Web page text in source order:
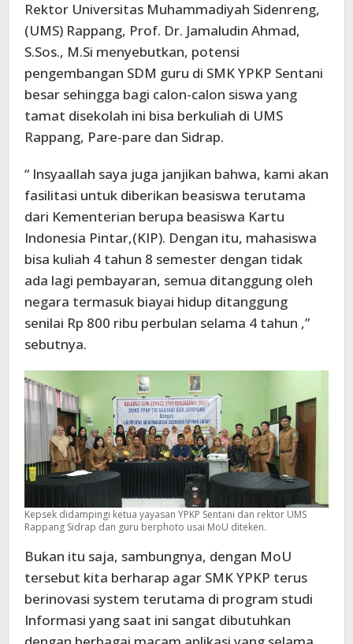
Rektor Universitas Muhammadiyah Sidenreng,
(UMS) Rappang, Prof. Dr. Jamaludin Ahmad,
S.Sos., M.Si menyebutkan, potensi
pengembangan SDM guru di SMK YPKP Sentani
besar sehingga bagi calon-calon siswa yang
tamat disekolah ini bisa berkuliah di UMS
Rappang, Pare-pare dan Sidrap.
“ Insyaallah saya juga janjikan bahwa, kami akan
fasilitasi untuk diberikan beasiswa terutama
dari Kementerian berupa beasiswa Kartu
Indonesia Pintar,(KIP). Dengan itu, mahasiswa
bisa kuliah 4 tahun 8 semester dengan tidak
ada lagi pembayaran, semua ditanggung oleh
negara termasuk biayai hidup ditanggung
senilai Rp 800 ribu perbulan selama 4 tahun ,”
sebutnya.
Kepsek didampingi ketua yayasan YPKP Sentani dan rektor UMS
Rappang Sidrap dan guru berphoto usai MoU diteken.
Bukan itu saja, sambungnya, dengan MoU
tersebut kita berharap agar SMK YPKP terus
berinovasi system terutama di program studi
Informasi yang saat ini sangat dibutuhkan